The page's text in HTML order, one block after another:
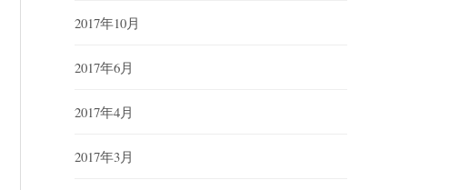
2017年10月
2017年6月
2017年4月
2017年3月